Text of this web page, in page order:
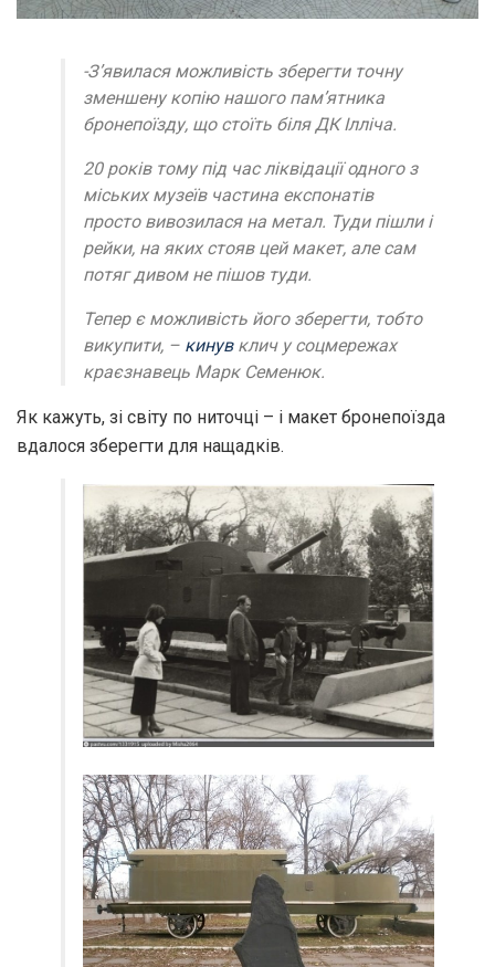
-З’явилася можливість зберегти точну
зменшену копію нашого пам’ятника
бронепоїзду, що стоїть біля ДК Ілліча.
20 років тому під час ліквідації одного з
міських музеїв частина експонатів
просто вивозилася на метал. Туди пішли і
рейки, на яких стояв цей макет, але сам
потяг дивом не пішов туди.
Тепер є можливість його зберегти, тобто
викупити, – кинувклич у соцмережах
краєзнавець Марк Семенюк.
Як кажуть, зі світу по ниточці – і макет бронепоїзда
вдалося зберегти для нащадків.